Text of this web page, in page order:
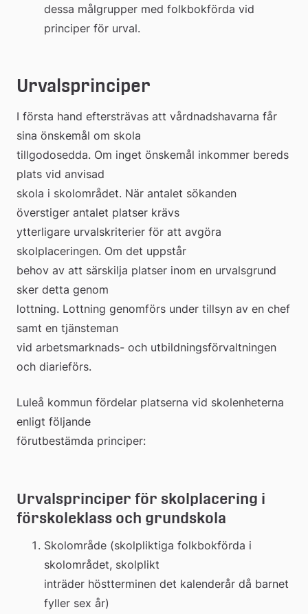
dessa målgrupper med folkbokförda vid
principer för urval.
Urvalsprinciper
I första hand eftersträvas att vårdnadshavarna får
sina önskemål om skola
tillgodosedda. Om inget önskemål inkommer bereds
plats vid anvisad
skola i skolområdet. När antalet sökanden
överstiger antalet platser krävs
ytterligare urvalskriterier för att avgöra
skolplaceringen. Om det uppstår
behov av att särskilja platser inom en urvalsgrund
sker detta genom
lottning. Lottning genomförs under tillsyn av en chef
samt en tjänsteman
vid arbetsmarknads- och utbildningsförvaltningen
och diarieförs.
Luleå kommun fördelar platserna vid skolenheterna
enligt följande
förutbestämda principer:
Urvalsprinciper för skolplacering i
förskoleklass och grundskola
Skolområde (skolpliktiga folkbokförda i
skolområdet, skolplikt
inträder höstterminen det kalenderår då barnet
fyller sex år)